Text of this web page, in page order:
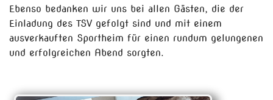
Ebenso bedanken wir uns bei allen Gästen, die der
Einladung des TSV gefolgt sind und mit einem
ausverkauften Sportheim für einen rundum gelungenen
und erfolgreichen Abend sorgten.